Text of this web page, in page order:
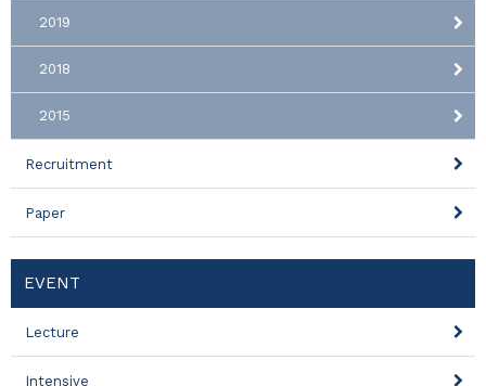
2019
2018
2015
Recruitment
Paper
EVENT
Lecture
Intensive